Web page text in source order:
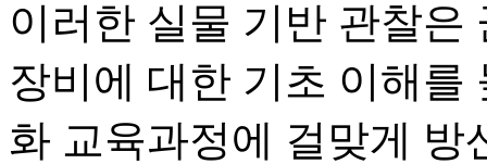
이러한 실물 기반 관찰은
장비에 대한 기초 이해를
화 교육과정에 걸맞게 방